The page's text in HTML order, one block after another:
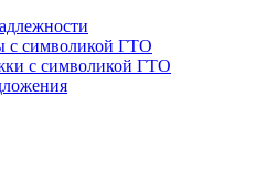
с символикой ГТО
с символикой ГТО